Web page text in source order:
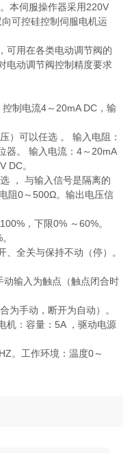
本伺服操作器采用220V
可控硅控制伺服电机运
用在各类电动调节阀的
电动调节阀控制精度要求
制电流4～20mA DC，输
）可以任选 。 输入电阻：
器。 输入电流：4～20mA
DC。
， 与输入信号是隔离的
阻0～500Ω。输出电压信
，下限0% ～60%。
全关与保持不动（停）。
输入为触点（触点闭合时
为手动，断开为自动）。
机：容量：5A ，驱动电源
。工作环境：温度0～